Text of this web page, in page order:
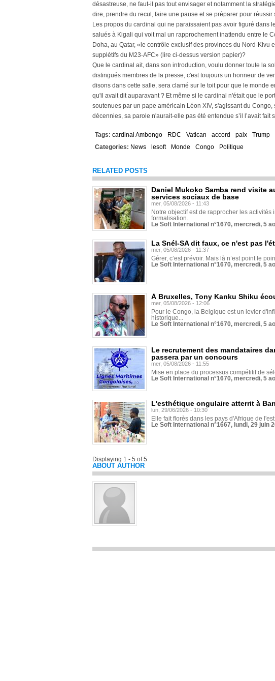
désastreuse, ne faut-il pas tout envisager et notamment la
dire, prendre du recul, faire une pause et se préparer pour
Les propos du cardinal qui ne paraissaient pas avoir figuré dans
salués à Kigali qui voit mal un rapprochement inattendu entre le
Doha, au Qatar, «le contrôle exclusif des provinces du Nord-Kivu
supplétifs du M23-AFC» (lire ci-dessus version papier)?
Que le cardinal ait, dans son introduction, voulu donner toute la
distingués membres de la presse, c'est toujours un honneur de
disons dans cette salle, sera clamé sur le toit pour que le monde
qu'il avait dit auparavant ? Et même si le cardinal n'était que le
soutenues par un pape américain Léon XIV, s'agissant du
décennies, sa parole n'aurait-elle pas été entendue s’il l’avait fait
Tags: cardinal Ambongo RDC Vatican accord paix Trump
Categories: News lesoft Monde Congo Politique
RELATED POSTS
Daniel Mukoko Samba rend visite
services sociaux de base
mer, 05/08/2026 - 11:43
Notre objectif est de rapprocher les
formalisation.
Le Soft International n°1670, mercredi, 5
La Snél-SA dit faux, ce n'est pas
mer, 05/08/2026 - 11:37
Gérer, c’est prévoir. Mais là n’est point le
Le Soft International n°1670, mercredi, 5
À Bruxelles, Tony Kanku Shiku
mer, 05/08/2026 - 12:06
Pour le Congo, la Belgique est un levier
historique...
Le Soft International n°1670, mercredi, 5
Le recrutement des mandataires
passera par un concours
mer, 05/08/2026 - 11:55
Mise en place du processus compétitif de
Le Soft International n°1670, mercredi, 5
L'esthétique ongulaire atterrit à
lun, 29/06/2026 - 10:30
Elle fait florès dans les pays d'Afrique de
Le Soft International n°1667, lundi, 29 juin
Displaying 1 - 5 of 5
ABOUT AUTHOR